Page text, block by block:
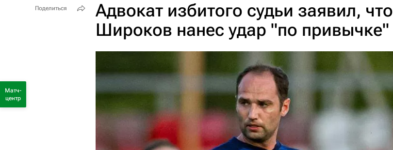
Адвокат избитого судьи заявил, что
Широков нанес удар "по привычке"
Поделиться
Матч-
центр